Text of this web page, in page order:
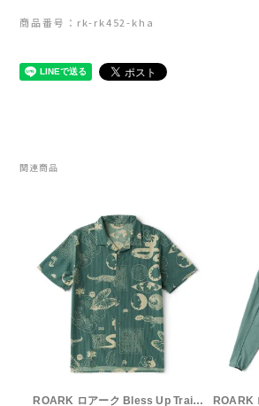
MMA(マウンテンマーシャルアーツ)
MOUNTAIN HARD WEAR(マウンテンハー
MYSTERY RANCH (ミステリーランチ)
商品番号：rk-rk452-kha
関連商品
ROARK ロアーク Bless Up Trail Button Up Shirt Slate Green/Tan RW600 メンズ・レディース ドライ 半袖シャツ ランニングシャツ ランシャツ